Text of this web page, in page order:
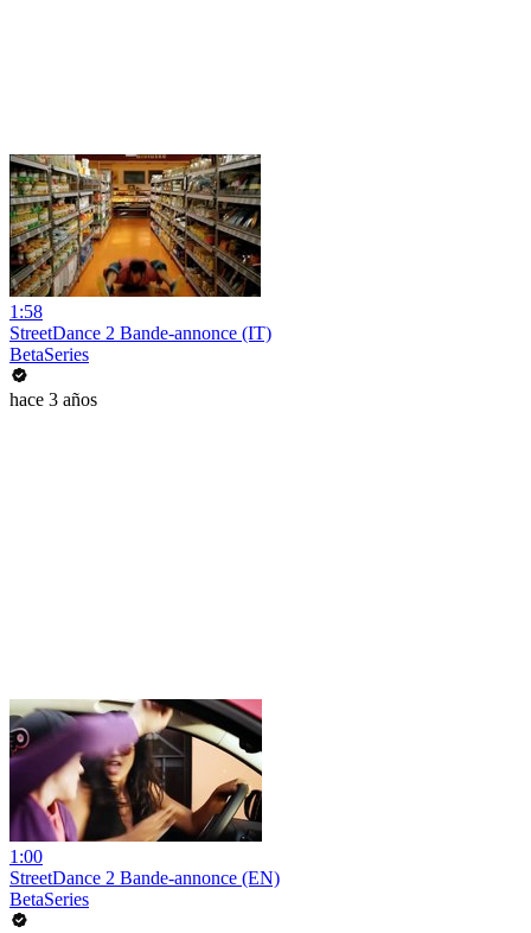
1:58
StreetDance 2 Bande-annonce (IT)
BetaSeries
hace 3 años
1:00
StreetDance 2 Bande-annonce (EN)
BetaSeries